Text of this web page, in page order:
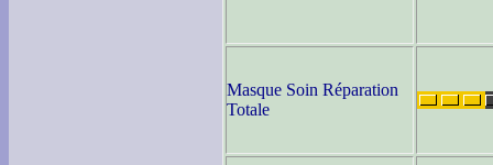
Masque Soin Réparation
Totale